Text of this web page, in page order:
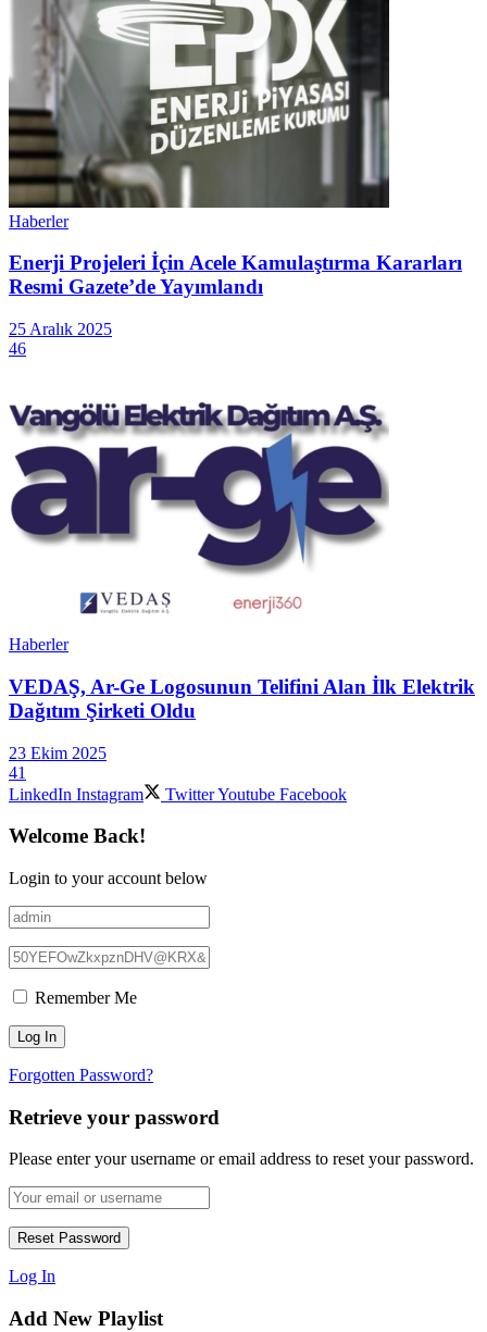
Haberler
Enerji Projeleri İçin Acele Kamulaştırma Kararları
Resmi Gazete’de Yayımlandı
25 Aralık 2025
46
Haberler
VEDAŞ, Ar-Ge Logosunun Telifini Alan İlk Elektrik
Dağıtım Şirketi Oldu
23 Ekim 2025
41
LinkedIn Instagram TwitterYoutube Facebook
Welcome Back!
Login to your account below
Remember Me
Forgotten Password?
Retrieve your password
Please enter your username or email address to reset your password.
Log In
Add New Playlist